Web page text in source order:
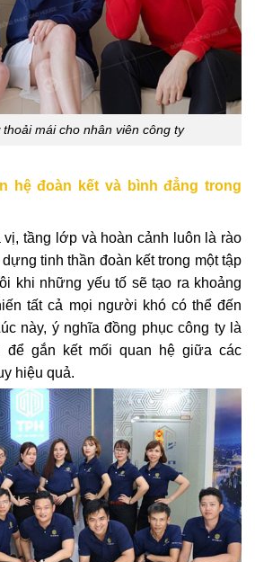
mái cho nhân viên công ty
hệ đoàn kết và bình đẳng trong
tầng lớp và hoàn cảnh luôn là rào
tinh thần đoàn kết trong một tập
khi những yếu tố sẽ tạo ra khoảng
tất cả mọi người khó có thể đến
này, ý nghĩa đồng phục công ty là
để gắn kết mối quan hệ giữa các
hiệu quả.